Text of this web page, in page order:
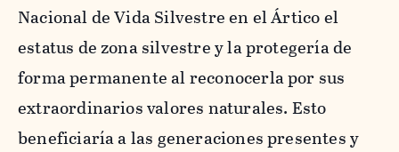
Nacional de Vida Silvestre en el Ártico el
estatus de zona silvestre y la protegería de
forma permanente al reconocerla por sus
extraordinarios valores naturales. Esto
beneficiaría a las generaciones presentes y